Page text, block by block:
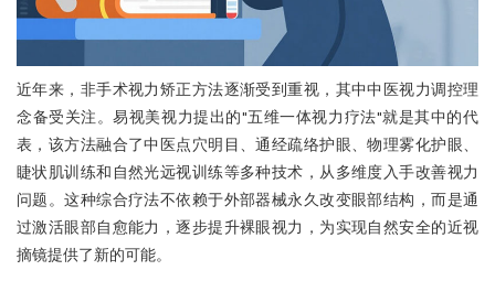
近年来，非手术视力矫正方法逐渐受到重视，其中中医视力调控理
念备受关注。易视美视力提出的"五维一体视力疗法"就是其中的代
表，该方法融合了中医点穴明目、通经疏络护眼、物理雾化护眼、
睫状肌训练和自然光远视训练等多种技术，从多维度入手改善视力
问题。这种综合疗法不依赖于外部器械永久改变眼部结构，而是通
过激活眼部自愈能力，逐步提升裸眼视力，为实现自然安全的近视
摘镜提供了新的可能。